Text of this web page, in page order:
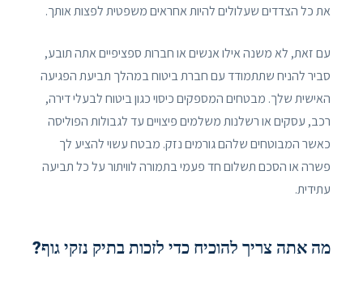
את כל הצדדים שעלולים להיות אחראים משפטית לפצות אותך.
עם זאת, לא משנה אילו אנשים או חברות ספציפיים אתה תובע,
סביר להניח שתתמודד עם חברת ביטוח במהלך תביעת הפגיעה
האישית שלך. מבטחים המספקים כיסוי כגון ביטוח לבעלי דירה,
רכב, עסקים או רשלנות משלמים פיצויים עד לגבולות הפוליסה
כאשר המבוטחים שלהם גורמים נזק. מבטח עשוי להציע לך
פשרה או הסכם תשלום חד פעמי בתמורה לוויתור על כל תביעה
עתידית.
מה אתה צריך להוכיח כדי לזכות בתיק נזקי גוף?